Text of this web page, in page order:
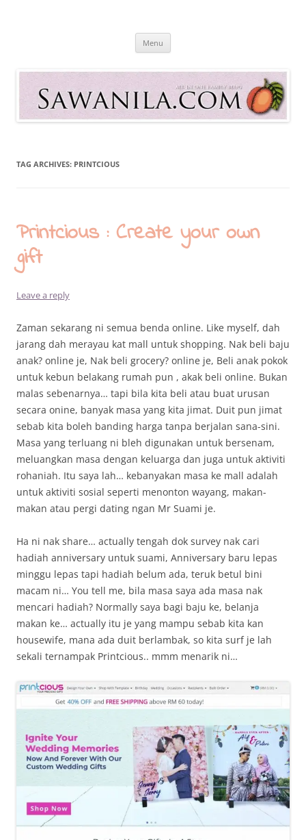
Sawanila.com
All In One Family Blog
Menu
TAG ARCHIVES: PRINTCIOUS
Printcious : Create your own
gift
Leave a reply
Zaman sekarang ni semua benda online. Like myself, dah
jarang dah merayau kat mall untuk shopping. Nak beli baju
anak? online je, Nak beli grocery? online je, Beli anak pokok
untuk kebun belakang rumah pun , akak beli online. Bukan
malas sebenarnya… tapi bila kita beli atau buat urusan
secara onine, banyak masa yang kita jimat. Duit pun jimat
sebab kita boleh banding harga tanpa berjalan sana-sini.
Masa yang terluang ni bleh digunakan untuk bersenam,
meluangkan masa dengan keluarga dan juga untuk aktiviti
rohaniah. Itu saya lah… kebanyakan masa ke mall adalah
untuk aktiviti sosial seperti menonton wayang, makan-
makan atau pergi dating ngan Mr Suami je.
Ha ni nak share… actually tengah dok survey nak cari
hadiah anniversary untuk suami, Anniversary baru lepas
minggu lepas tapi hadiah belum ada, teruk betul bini
macam ni… You tell me, bila masa saya ada masa nak
mencari hadiah? Normally saya bagi baju ke, belanja
makan ke… actually itu je yang mampu sebab kita kan
housewife, mana ada duit berlambak, so kita surf je lah
sekali ternampak Printcious.. mmm menarik ni…